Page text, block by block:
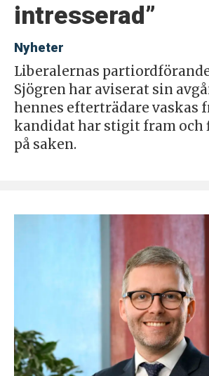
intresserad”
Nyheter
Liberalernas
Sjögren har aviserat sin
hennes efterträdare vaskas
kandidat har stigit fram och
på saken.